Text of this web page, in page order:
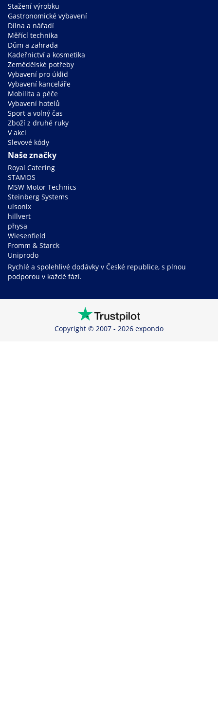
Stažení výrobku
Gastronomické vybavení
Dílna a nářadí
Měřící technika
Dům a zahrada
Kadeřnictví a kosmetika
Zemědělské potřeby
Vybavení pro úklid
Vybavení kanceláře
Mobilita a péče
Vybavení hotelů
Sport a volný čas
Zboží z druhé ruky
V akci
Slevové kódy
Naše značky
Royal Catering
STAMOS
MSW Motor Technics
Steinberg Systems
ulsonix
hillvert
physa
Wiesenfield
Fromm & Starck
Uniprodo
Rychlé a spolehlivé dodávky v České republice, s plnou
podporou v každé fázi.
Copyright © 2007 - 2026 expondo